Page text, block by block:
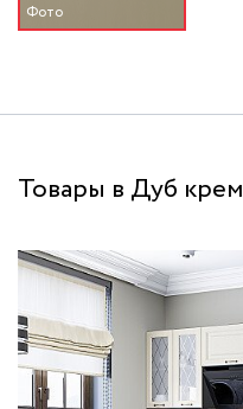
Фото
Товары в Дуб крем